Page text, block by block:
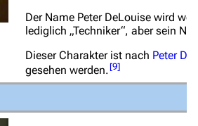
Der Name Peter DeLouise wird
lediglich „Techniker“, aber sein
Dieser Charakter ist nach Peter
gesehen werden. [9]